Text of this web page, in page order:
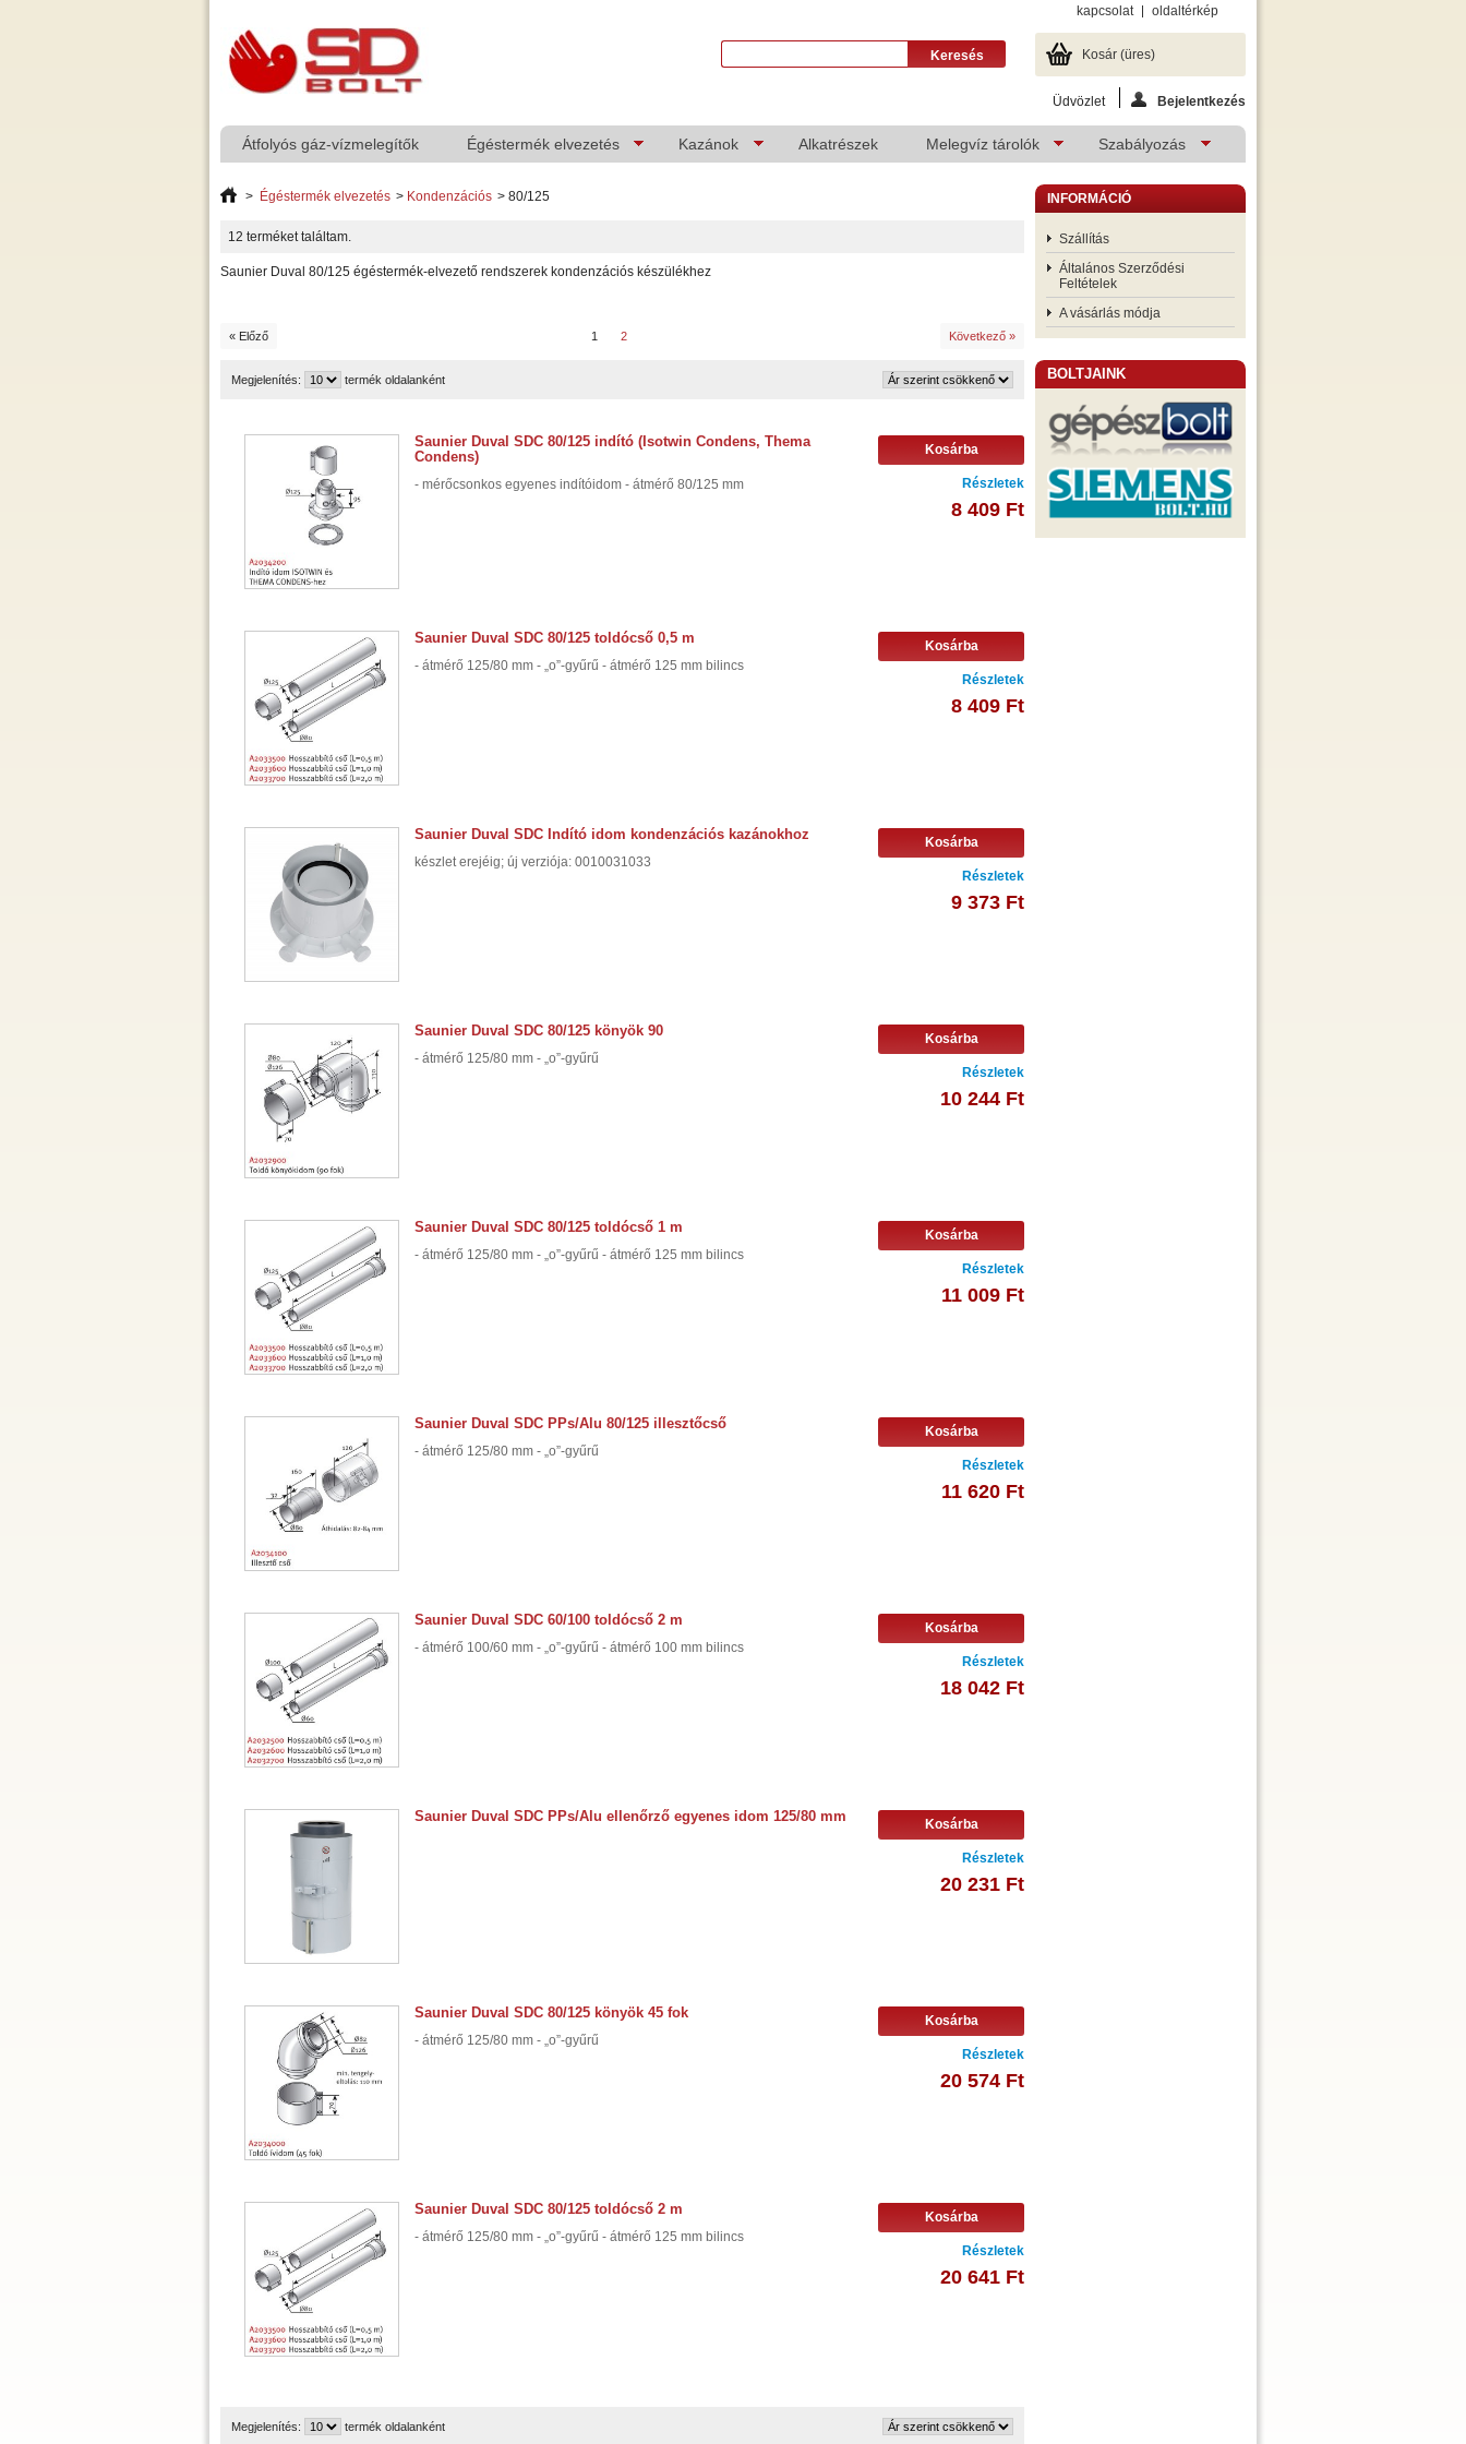
kapcsolat oldaltérkép
Kosár (üres)
Üdvözlet Bejelentkezés
Átfolyós gáz-vízmelegítők Égéstermék elvezetés Kazánok Alkatrészek Melegvíz tárolók Szabályozás
INFORMÁCIÓ
Szállítás
Általános Szerződési
Feltételek
A vásárlás módja
BOLTJAINK
> Égéstermék elvezetés > Kondenzációs > 80/125
12 terméket találtam.
Saunier Duval 80/125 égéstermék-elvezető rendszerek kondenzációs készülékhez
« Előző 1 2 Következő »
Megjelenítés: termék oldalanként
Saunier Duval SDC 80/125 indító (Isotwin Condens, Thema
Condens)
- mérőcsonkos egyenes indítóidom - átmérő 80/125 mm
Kosárba
Részletek
8 409 Ft
Saunier Duval SDC 80/125 toldócső 0,5 m
- átmérő 125/80 mm - „o”-gyűrű - átmérő 125 mm bilincs
Kosárba
Részletek
8 409 Ft
Saunier Duval SDC Indító idom kondenzációs kazánokhoz
készlet erejéig; új verziója: 0010031033
Kosárba
Részletek
9 373 Ft
Saunier Duval SDC 80/125 könyök 90
- átmérő 125/80 mm - „o”-gyűrű
Kosárba
Részletek
10 244 Ft
Saunier Duval SDC 80/125 toldócső 1 m
- átmérő 125/80 mm - „o”-gyűrű - átmérő 125 mm bilincs
Kosárba
Részletek
11 009 Ft
Saunier Duval SDC PPs/Alu 80/125 illesztőcső
- átmérő 125/80 mm - „o”-gyűrű
Kosárba
Részletek
11 620 Ft
Saunier Duval SDC 60/100 toldócső 2 m
- átmérő 100/60 mm - „o”-gyűrű - átmérő 100 mm bilincs
Kosárba
Részletek
18 042 Ft
Saunier Duval SDC PPs/Alu ellenőrző egyenes idom 125/80 mm Kosárba
Részletek
20 231 Ft
Saunier Duval SDC 80/125 könyök 45 fok
- átmérő 125/80 mm - „o”-gyűrű
Kosárba
Részletek
20 574 Ft
Saunier Duval SDC 80/125 toldócső 2 m
- átmérő 125/80 mm - „o”-gyűrű - átmérő 125 mm bilincs
Kosárba
Részletek
20 641 Ft
Megjelenítés: termék oldalanként